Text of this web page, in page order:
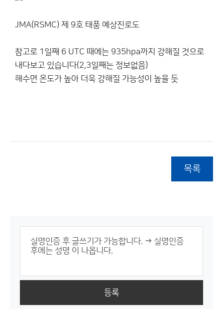
JMA(RSMC) 제 9호 태풍 예상진로도
참고로 1일째 6 UTC 때에는 935hpa까지 강해질 것으로
내다보고 있습니다(2,3일째는 정보없음)
해수면 온도가 높아 더욱 강해질 가능성이 높을 듯
목록
등록